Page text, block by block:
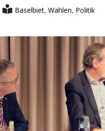
Baselbiet, Wahlen, Politik